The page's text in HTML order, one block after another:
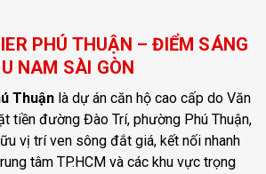
PHÚ THUẬN – ĐIỂM SÁNG
NAM SÀI GÒN
Thuận là dự án căn hộ cao cấp do Văn
tiền đường Đào Trí, phường Phú Thuận,
vị trí ven sông đắt giá, kết nối nhanh
tâm TP.HCM và các khu vực trọng